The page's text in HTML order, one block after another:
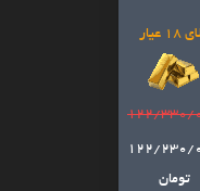
18 عیار
122/330/
122/230/
تومان